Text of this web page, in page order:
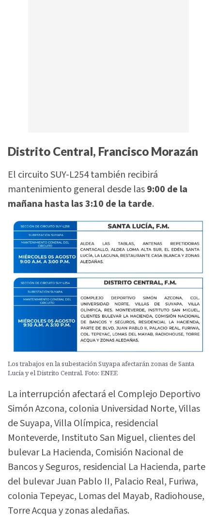
Distrito Central, Francisco Morazán
El circuito SUY-L254 también recibirá
mantenimiento general desde las9:00 de la
mañana hasta las 3:10 de la tarde.
Los trabajos en la subestación Suyapa afectarán zonas de Santa
Lucía y el Distrito Central. Foto: ENEE
La interrupción afectará el Complejo Deportivo
Simón Azcona, colonia Universidad Norte, Villas
de Suyapa, Villa Olímpica, residencial
Monteverde, Instituto San Miguel, clientes del
bulevar La Hacienda, Comisión Nacional de
Bancos y Seguros, residencial La Hacienda, parte
del bulevar Juan Pablo II, Palacio Real, Furiwa,
colonia Tepeyac, Lomas del Mayab, Radiohouse,
Torre Acqua y zonas aledañas.